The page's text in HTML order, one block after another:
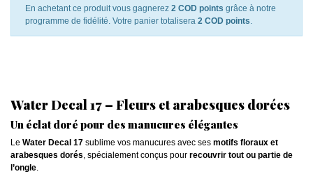
En achetant ce produit vous gagnerez 2 COD points grâce à notre
programme de fidélité. Votre panier totalisera 2 COD points.
Water Decal 17 – Fleurs et arabesques dorées
Un éclat doré pour des manucures élégantes
Le Water Decal 17 sublime vos manucures avec ses motifs floraux et
arabesques dorés, spécialement conçus pour recouvrir tout ou partie de
l’ongle.